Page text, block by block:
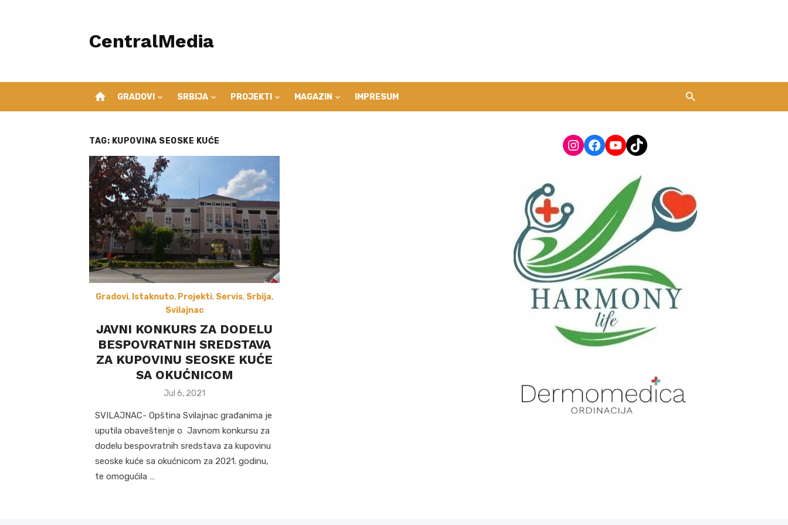
CentralMedia
home GRADOVI SRBIJA PROJEKTI MAGAZIN IMPRESUM
TAG: KUPOVINA SEOSKE KUĆE
Gradovi, Istaknuto, Projekti, Servis, Srbija,
Svilajnac
JAVNI KONKURS ZA DODELU
BESPOVRATNIH SREDSTAVA
ZA KUPOVINU SEOSKE KUĆE
SA OKUĆNICOM
Posted
Jul 6, 2021
SVILAJNAC- Opština Svilajnac građanima je
uputila obaveštenje o Javnom konkursu za
dodelu bespovratnih sredstava za kupovinu
seoske kuće sa okućnicom za 2021. godinu,
te omogućila …
Instagram
Facebook
YouTube
TikTok